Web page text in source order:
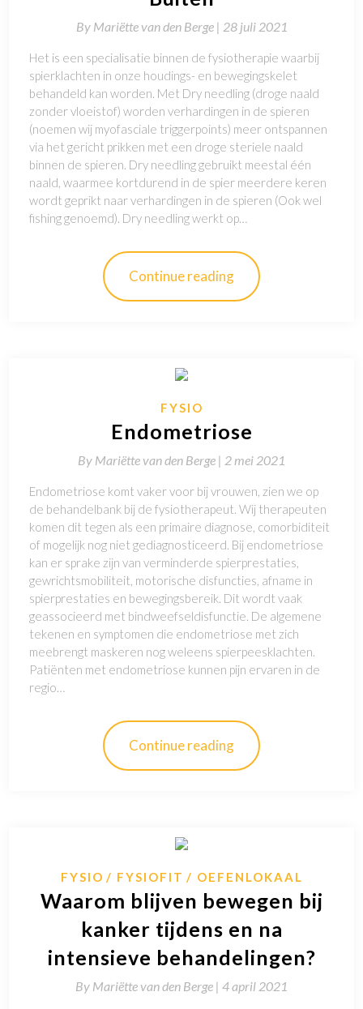
By Mariëtte van den Berge | 28 juli 2021
Het is een specialisatie binnen de fysiotherapie waarbij
spierklachten in onze houdings- en bewegingskelet
behandeld kan worden. Met Dry needling (droge naald
zonder vloeistof) worden verhardingen in de spieren
(noemen wij myofasciale triggerpoints) meer ontspannen
via het gericht prikken met een droge steriele naald
binnen de spieren. Dry needling gebruikt meestal één
naald, waarmee kortdurend in de spier meerdere keren
wordt geprikt naar verhardingen in de spieren (Ook wel
fishing genoemd). Dry needling werkt op…
Continue reading
FYSIO
Endometriose
By Mariëtte van den Berge | 2 mei 2021
Endometriose komt vaker voor bij vrouwen, zien we op
de behandelbank bij de fysiotherapeut. Wij therapeuten
komen dit tegen als een primaire diagnose, comorbiditeit
of mogelijk nog niet gediagnosticeerd. Bij endometriose
kan er sprake zijn van verminderde spierprestaties,
gewrichtsmobiliteit, motorische disfuncties, afname in
spierprestaties en bewegingsbereik. Dit wordt vaak
geassocieerd met bindweefseldisfunctie. De algemene
tekenen en symptomen die endometriose met zich
meebrengt maskeren nog weleens spierpeesklachten.
Patiënten met endometriose kunnen pijn ervaren in de
regio…
Continue reading
FYSIO FYSIOFIT OEFENLOKAAL
Waarom blijven bewegen bij
kanker tijdens en na
intensieve behandelingen?
By Mariëtte van den Berge | 4 april 2021